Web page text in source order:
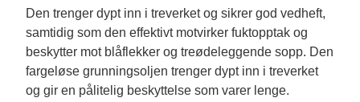
Den trenger dypt inn i treverket og sikrer god vedheft,
samtidig som den effektivt motvirker fuktopptak og
beskytter mot blåflekker og treødeleggende sopp. Den
fargeløse grunningsoljen trenger dypt inn i treverket
og gir en pålitelig beskyttelse som varer lenge.